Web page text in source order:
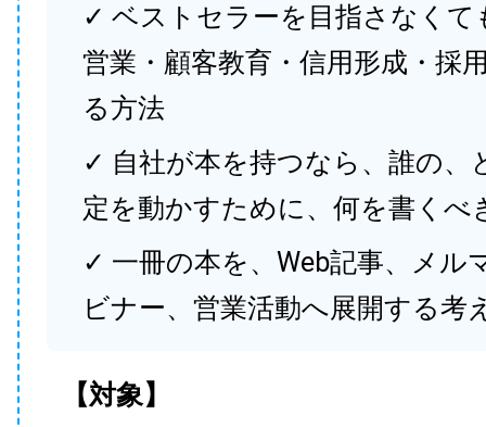
✓ ベストセラーを目指さなくて
営業・顧客教育・信用形成・採
る方法
✓ 自社が本を持つなら、誰の、
定を動かすために、何を書くべ
✓ 一冊の本を、Web記事、メル
ビナー、営業活動へ展開する考
【対象】